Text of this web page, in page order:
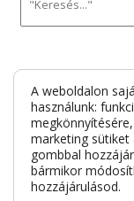
Legutóbbi
Filmes
Budapesti
A weboldalon
használunk:
marketing sütiket
gombbal
bármikor
hozzájárulásod.